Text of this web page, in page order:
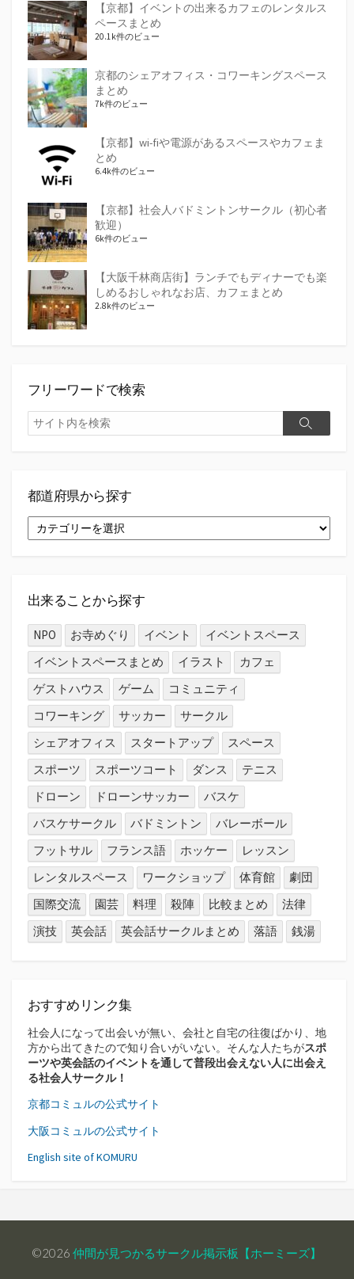
【京都】イベントの出来るカフェのレンタルス
ペースまとめ
20.1k件のビュー
京都のシェアオフィス・コワーキングスペース
まとめ
7k件のビュー
【京都】wi-fiや電源があるスペースやカフェま
とめ
6.4k件のビュー
【京都】社会人バドミントンサークル（初心者
歓迎）
6k件のビュー
【大阪千林商店街】ランチでもディナーでも楽
しめるおしゃれなお店、カフェまとめ
2.8k件のビュー
フリーワードで検索
検
索
検
都道府県から探す
道
ら
す
出来ることから探す
NPO お寺めぐり イベント
イベントスペース
イベントスペースまとめ
イラスト
カフェ
ゲストハウス
ゲーム
コミュニティ
コワーキング
サッカー
サークル
シェアオフィス
スタートアップ
スペース
スポーツ
スポーツコート ダンス
テニス
ドローン
ドローンサッカー
バスケ
バスケサークル
バドミントン
バレーボール
フットサル
フランス語 ホッケー
レッスン
レンタルスペース
ワークショップ 体育館
劇団
国際交流
園芸 料理 殺陣 比較まとめ
法律
演技
英会話 英会話サークルまとめ 落語 銭湯
おすすめリンク集
社会人になって出会いが無い、会社と自宅の往復ばかり、地
方から出てきたので知り合いがいない。そんな人たちがスポ
ーツや英会話のイベントを通して普段出会えない人に出会え
る社会人サークル！
京都コミュルの公式サイト
大阪コミュルの公式サイト
English site of KOMURU
©2026 仲間が見つかるサークル掲示板【ホーミーズ】